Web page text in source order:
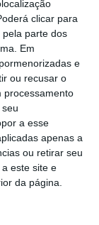
clicar para
parte dos
Em
e
ou recusar o
processamento
a esse
apenas a
ou retirar seu
este site e
da página.
de
carteira de
umwrite-
julho, o
malparado
nota a